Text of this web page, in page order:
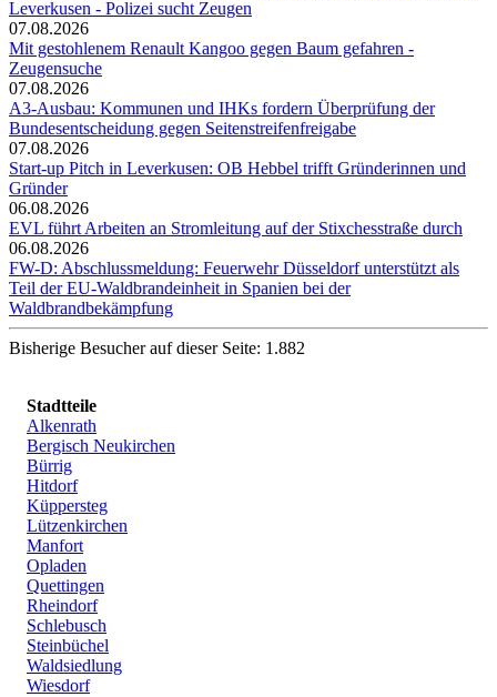
Leverkusen - Polizei sucht Zeugen
07.08.2026
Mit gestohlenem Renault Kangoo gegen Baum gefahren -
Zeugensuche
07.08.2026
A3-Ausbau: Kommunen und IHKs fordern Überprüfung der
Bundesentscheidung gegen Seitenstreifenfreigabe
07.08.2026
Start-up Pitch in Leverkusen: OB Hebbel trifft Gründerinnen und
Gründer
06.08.2026
EVL führt Arbeiten an Stromleitung auf der Stixchesstraße durch
06.08.2026
FW-D: Abschlussmeldung: Feuerwehr Düsseldorf unterstützt als
Teil der EU-Waldbrandeinheit in Spanien bei der
Waldbrandbekämpfung
Bisherige Besucher auf dieser Seite: 1.882
Stadtteile
Alkenrath
Bergisch Neukirchen
Bürrig
Hitdorf
Küppersteg
Lützenkirchen
Manfort
Opladen
Quettingen
Rheindorf
Schlebusch
Steinbüchel
Waldsiedlung
Wiesdorf